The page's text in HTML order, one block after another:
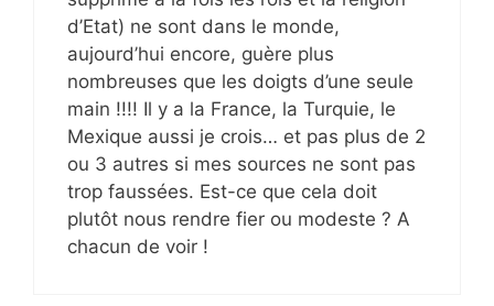
d’Etat) ne sont dans le monde,
aujourd’hui encore, guère plus
nombreuses que les doigts d’une seule
main !!!! Il y a la France, la Turquie, le
Mexique aussi je crois… et pas plus de 2
ou 3 autres si mes sources ne sont pas
trop faussées. Est-ce que cela doit
plutôt nous rendre fier ou modeste ? A
chacun de voir !